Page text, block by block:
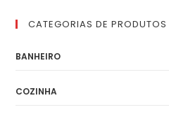
CATEGORIAS DE PRODUTOS
BANHEIRO
COZINHA